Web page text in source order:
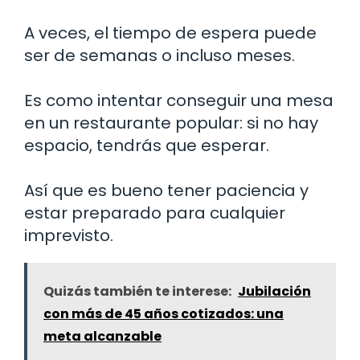
A veces, el tiempo de espera puede
ser de semanas o incluso meses.
Es como intentar conseguir una mesa
en un restaurante popular: si no hay
espacio, tendrás que esperar.
Así que es bueno tener paciencia y
estar preparado para cualquier
imprevisto.
Quizás también te interese: Jubilación
con más de 45 años cotizados: una
meta alcanzable